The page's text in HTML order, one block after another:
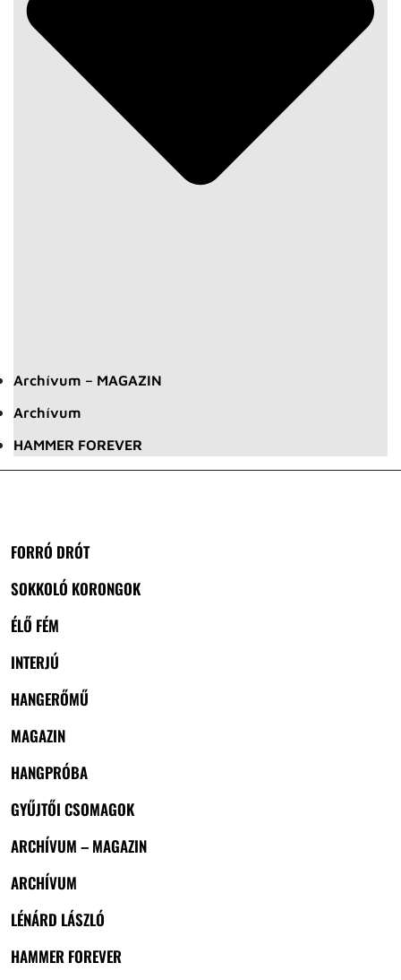
Archívum – MAGAZIN
Archívum
HAMMER FOREVER
FORRÓ DRÓT
SOKKOLÓ KORONGOK
ÉLŐ FÉM
INTERJÚ
HANGERŐMŰ
MAGAZIN
HANGPRÓBA
GYŰJTŐI CSOMAGOK
ARCHÍVUM – MAGAZIN
ARCHÍVUM
LÉNÁRD LÁSZLÓ
HAMMER FOREVER